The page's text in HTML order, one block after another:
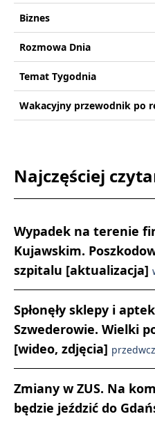
Biznes
Rozmowa Dnia
Temat Tygodnia
Wakacyjny przewodnik po
Najczęściej
Wypadek na terenie
Kujawskim.
szpitalu [aktualizacja]
Spłonęły sklepy i
Szwederowie. Wielki
[wideo, zdjęcia]
Zmiany w ZUS. Na
będzie jeździć do